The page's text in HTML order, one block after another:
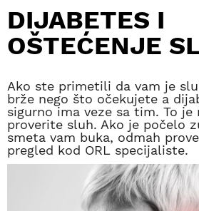
DIJABETES I
OŠTEĆENJE
Ako ste primetili da vam je
brže nego što očekujete a
sigurno ima veze sa tim. To je
proverite sluh. Ako je počelo
smeta vam buka, odmah
pregled kod ORL specijaliste.